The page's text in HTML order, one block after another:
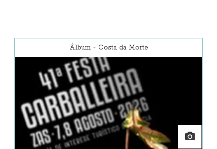
Álbum - Costa da Morte